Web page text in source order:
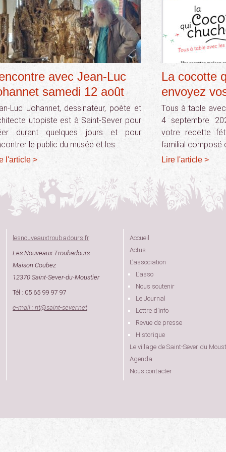
avec Jean-Luc
samedi 12 août
Luc Johannet, dessinateur, poète et
utopiste est à Saint-Sever pour
durant quelques jours et pour
le public du musée et les…
l'article >
La cocotte
envoyez
Tous à table
4 septembre
votre recette
familial composé
Lire l'article >
lesnouveauxtroubadours.fr
Les Nouveaux Troubadours
Maison Coubez
12370 Saint-Sever-du-Moustier
Tél : 05 65 99 97 97
e-mail : nt@saint-sever.net
Accueil
Actus
L’association
L’asso
Nous soutenir
Le Journal
Lettre d’info
Revue de presse
Historique
Le village de Saint-Sever du
Agenda
Nous contacter